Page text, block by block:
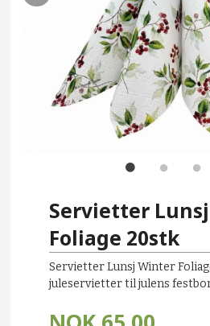
Servietter
Foliage 20stk
Servietter Lunsj Winter
juleservietter til julens